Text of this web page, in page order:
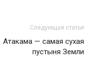
Следующая статья
Атакама — самая сухая
пустыня Земли